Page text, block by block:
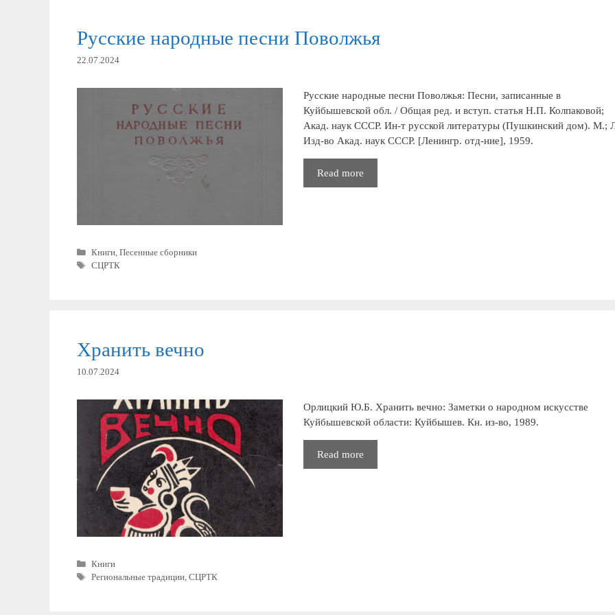
Русские народные песни Поволжья
22.07.2024
Русские народные песни Поволжья: Песни, записанные в
Куйбышевской обл. / Общая ред. и вступ. статья Н.П. Колпаковой;
Акад. наук СССР. Ин-т русской литературы (Пушкинский дом). М.;
Изд-во Акад. наук СССР. [Ленингр. отд-ние], 1959.
Read more
народные
Рубрики
Книги, Песенные сборники
Метки
СЦРТК
Хранить вечно
10.07.2024
Орлицкий Ю.Б. Хранить вечно: Заметки о народном искусстве
Куйбышевской области: Куйбышев. Кн. из-во, 1989.
Read more
вечно
Рубрики
Книги
Метки
Региональные традиции, СЦРТК